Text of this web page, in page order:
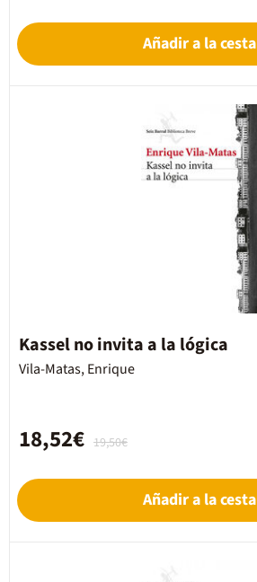
Añadir a la cesta
Kassel no invita a la lógica
Vila-Matas, Enrique
19,50€
18,52€
Añadir a la cesta